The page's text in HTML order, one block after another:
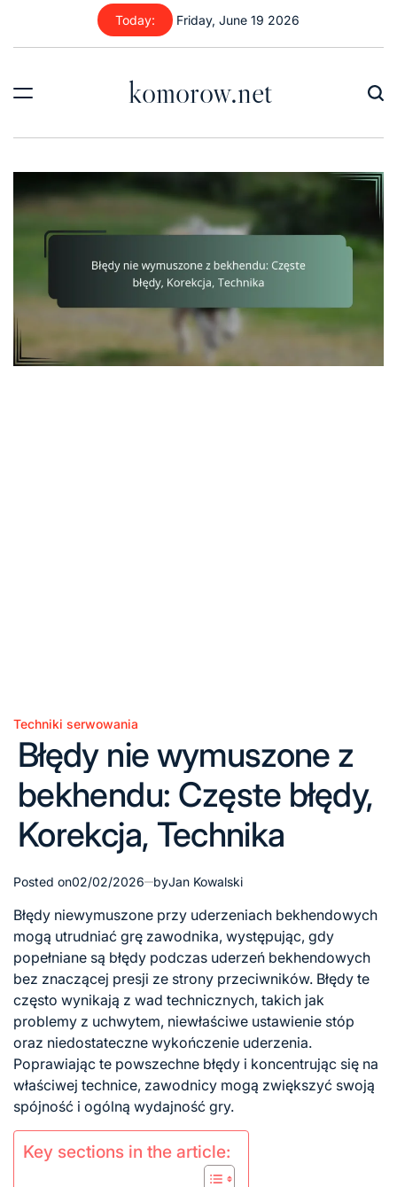
content
Today: Friday, June 19 2026
komorow.net
Posted
Techniki serwowania
Błędy nie wymuszone z
bekhendu: Częste błędy,
Korekcja, Technika
Posted on02/02/2026 byJan Kowalski
Błędy niewymuszone przy uderzeniach bekhendowych
mogą utrudniać grę zawodnika, występując, gdy
popełniane są błędy podczas uderzeń bekhendowych
bez znaczącej presji ze strony przeciwników. Błędy te
często wynikają z wad technicznych, takich jak
problemy z uchwytem, niewłaściwe ustawienie stóp
oraz niedostateczne wykończenie uderzenia.
Poprawiając te powszechne błędy i koncentrując się na
właściwej technice, zawodnicy mogą zwiększyć swoją
spójność i ogólną wydajność gry.
Key sections in the article: